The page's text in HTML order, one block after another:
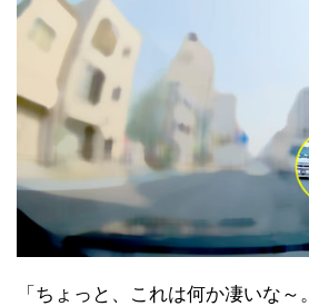
「ちょっと、これは何か凄いな